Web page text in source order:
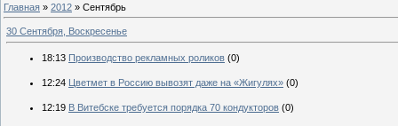
Главная » 2012 » Сентябрь
30 Сентября, Воскресенье
18:13 Производство рекламных роликов (0)
12:24 Цветмет в Россию вывозят даже на «Жигулях» (0)
12:19 В Витебске требуется порядка 70 кондукторов (0)